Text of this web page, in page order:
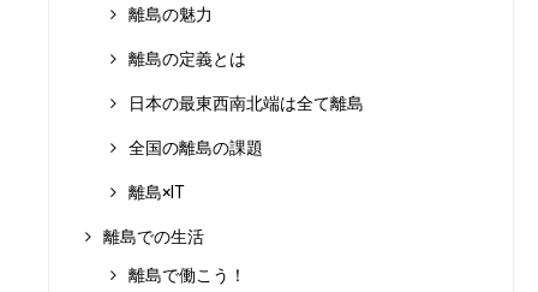
離島の魅力
離島の定義とは
日本の最東西南北端は全て離島
全国の離島の課題
離島×IT
離島での生活
離島で働こう！